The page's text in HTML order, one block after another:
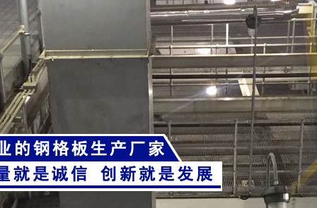
網(wǎng)格板
鋁格板
鋁格柵
網(wǎng)格柵
冷鍍鋅
樓梯格
吊頂格
重型格
齒形鋼格柵板
熱鍍鋅溝蓋板
金屬溝蓋板
異型溝蓋板
金屬踏步板
齒形踏步板
網(wǎng)格踏步
板
球形立
鍍鋅球
球形柱